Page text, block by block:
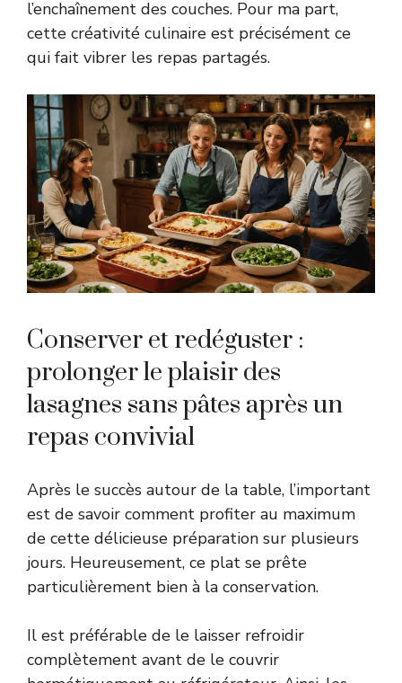
l’enchaînement des couches. Pour ma part,
cette créativité culinaire est précisément ce
qui fait vibrer les repas partagés.
Conserver et redéguster :
prolonger le plaisir des
lasagnes sans pâtes après un
repas convivial
Après le succès autour de la table, l’important
est de savoir comment profiter au maximum
de cette délicieuse préparation sur plusieurs
jours. Heureusement, ce plat se prête
particulièrement bien à la conservation.
Il est préférable de le laisser refroidir
complètement avant de le couvrir